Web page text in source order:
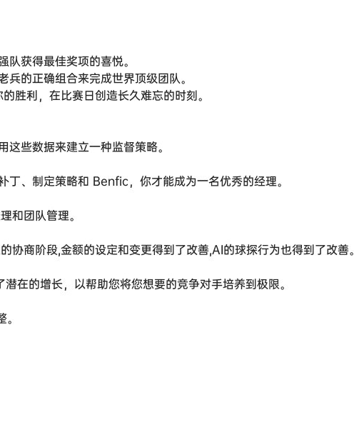
获得最佳奖项的喜悦。
的正确组合来完成世界顶级团队。
胜利，在比赛日创造长久难忘的时刻。
些数据来建立一种监督策略。
、制定策略和 Benfic，你才能成为一名优秀的经理。
和团队管理。
商阶段,金额的设定和变更得到了改善,AI的球探行为也得到了改善。
在的增长，以帮助您将您想要的竞争对手培养到极限。